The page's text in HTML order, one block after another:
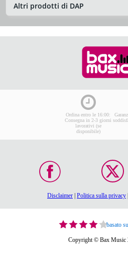
Altri prodotti di DAP
Ordina entro le 16:00:
Consegna in 2-3 giorni
lavorativi (se
disponibile)
Disclaimer | Politica sulla privacy
basato
Copyright © Bax Music